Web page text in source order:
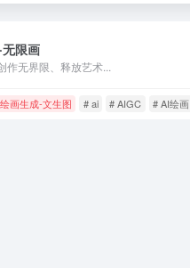
无限画
作无界限、释放艺术...
画生成-文生图 # ai # AIGC # AI绘画